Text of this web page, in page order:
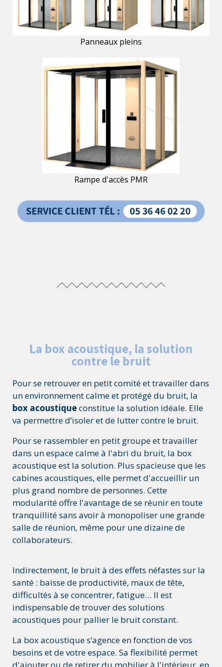
Panneaux pleins
Rampe d'accès PMR
La box acoustique, la solution
contre le bruit
Pour se retrouver en petit comité et travailler dans
un environnement calme et protégé du bruit, la
box acoustiqueconstitue la solution idéale. Elle
va permettre d’isoler et de lutter contre le bruit.
Pour se rassembler en petit groupe et travailler
dans un espace calme à l'abri du bruit, la box
acoustique est la solution. Plus spacieuse que les
cabines acoustiques, elle permet d'accueillir un
plus grand nombre de personnes. Cette
modularité offre l'avantage de se réunir en toute
tranquillité sans avoir à monopoliser une grande
salle de réunion, même pour une dizaine de
collaborateurs.
Indirectement, le bruit à des effets néfastes sur la
santé : baisse de productivité, maux de tête,
difficultés à se concentrer, fatigue… Il est
indispensable de trouver des solutions
acoustiques pour pallier le bruit constant.
La box acoustique s’agence en fonction de vos
besoins et de votre espace. Sa flexibilité permet